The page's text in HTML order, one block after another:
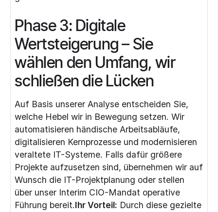
Phase 3: Digitale
Wertsteigerung – Sie
wählen den Umfang, wir
schließen die Lücken
Auf Basis unserer Analyse entscheiden Sie,
welche Hebel wir in Bewegung setzen. Wir
automatisieren händische Arbeitsabläufe,
digitalisieren Kernprozesse und modernisieren
veraltete IT-Systeme. Falls dafür größere
Projekte aufzusetzen sind, übernehmen wir auf
Wunsch die IT-Projektplanung oder stellen
über unser Interim CIO-Mandat operative
Führung bereit.Ihr Vorteil: Durch diese gezielte